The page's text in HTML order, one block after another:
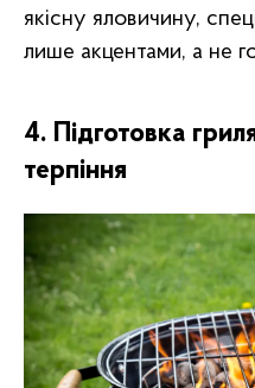
якісну яловичину,
лише акцентами, а не
4. Підготовка
терпіння